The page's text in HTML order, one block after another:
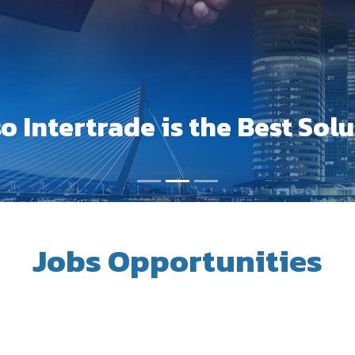
Intertrade is the Best
Jobs Opportunities